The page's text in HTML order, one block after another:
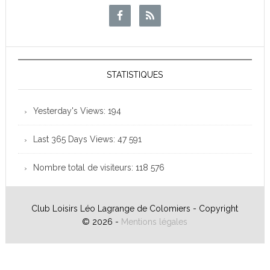
STATISTIQUES
Yesterday's Views: 194
Last 365 Days Views: 47 591
Nombre total de visiteurs: 118 576
Club Loisirs Léo Lagrange de Colomiers - Copyright
© 2026 - Mentions légales